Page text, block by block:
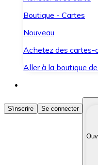
Boutique - Cartes
Nouveau
Achetez des cartes-
Aller à la boutique
Acheter des
Achetez les
Convertissez vos
S'inscrire Se connecter